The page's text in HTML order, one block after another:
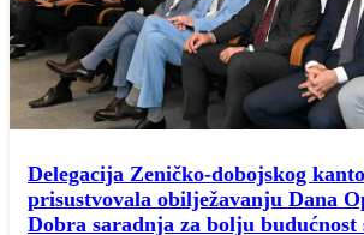
Delegacija Zeničko-dobojskog
prisustvovala obilježavanju Dana
Dobra saradnja za bolju budućnost